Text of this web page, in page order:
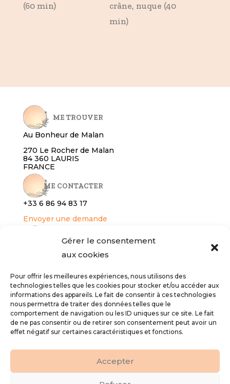
Gérer le consentement
aux cookies
Pour offrir les meilleures expériences, nous utilisons des
technologies telles que les cookies pour stocker et/ou accéder aux
informations des appareils. Le fait de consentir à ces technologies
nous permettra de traiter des données telles que le
comportement de navigation ou les ID uniques sur ce site. Le fait
de ne pas consentir ou de retirer son consentement peut avoir un
effet négatif sur certaines caractéristiques et fonctions.
Accepter
(60 min)
crâne, nuque (40
min)
ME TROUVER
Au Bonheur de Malan
270 Le Rocher de Malan
84 360 LAURIS
FRANCE
ME CONTACTER
+33 6 86 94 83 17
Envoyer une demande
RÉSERVER
INFOS LÉGALES
Conditions générales de vente
Politique de confidentialité
Mentions légales